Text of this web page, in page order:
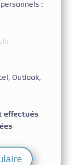
:
Outlook,
effectués